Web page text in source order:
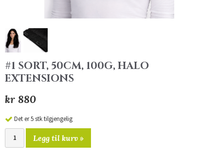
#1 SORT, 50CM, 100G, HALO
EXTENSIONS
kr 880
Det er 5 stk tilgjengelig
Legg til kurv »